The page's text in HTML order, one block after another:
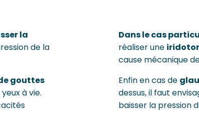
la
de la
gouttes
à vie.
Dans le cas
réaliser une
cause mécanique
Enfin en cas de
dessus, il faut
baisser la pression